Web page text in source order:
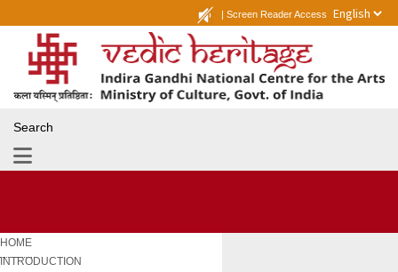
| Screen Reader Access
Search
HOME
INTRODUCTION